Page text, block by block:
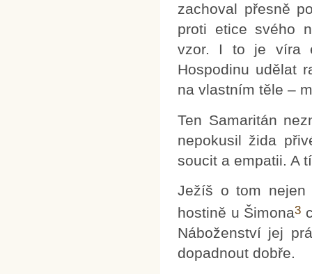
zachoval přesně
proti etice svého
vzor. I to je víra
Hospodinu udělat
na vlastním těle –
Ten Samaritán
nepokusil žida
soucit a empatii. A
Ježíš o tom nejen
hostině u Šimona3
Náboženství jej
dopadnout dobře.